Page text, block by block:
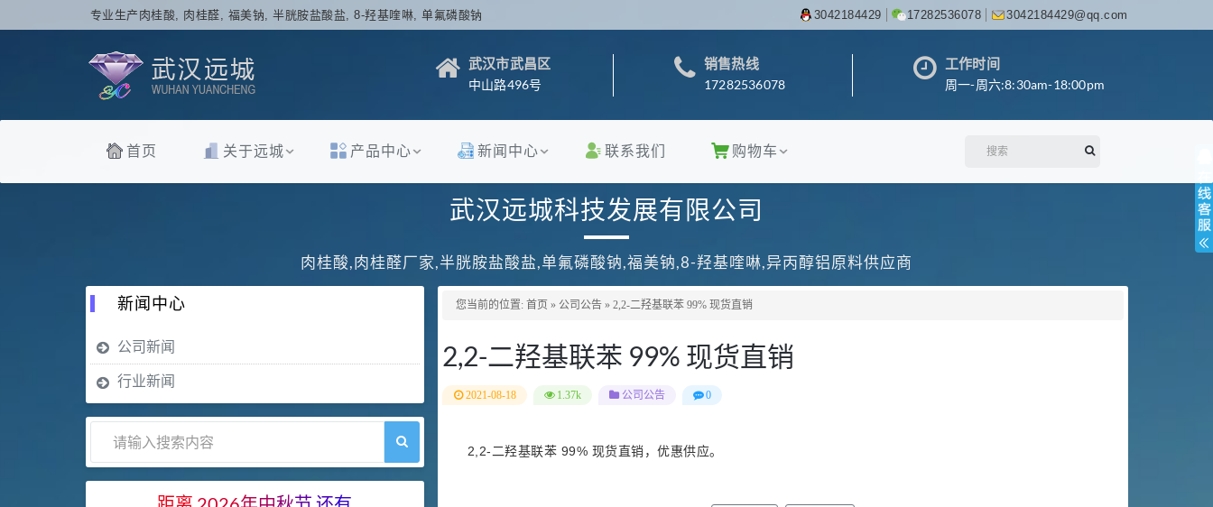
专业生产肉桂酸, 肉桂醛, 福美钠, 半胱胺盐酸盐, 8-羟基喹啉, 单氟磷酸钠 3042184429 17282536078 3042184429@qq.com
武汉市武昌区
中山路496号
销售热线
17282536078
工作时间
周一-周六:8:30am-18:00pm
首页 关于远城 产品中心 新闻中心 联系我们 购物车
武汉远城科技发展有限公司
肉桂酸,肉桂醛厂家,半胱胺盐酸盐,单氟磷酸钠,福美钠,8-羟基喹啉,异丙醇铝原料供应商
您当前的位置: 首页 » 公司公告» 2,2-二羟基联苯 99% 现货直销
2,2-二羟基联苯 99% 现货直销
2021-08-18 1.37k 公司公告 0
2,2-二羟基联苯 99% 现货直销，优惠供应。
新闻中心
公司新闻
行业新闻